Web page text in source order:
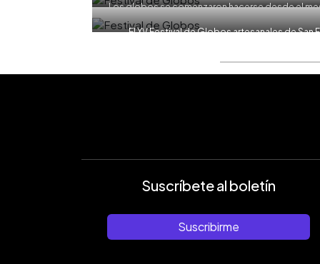
Los globos se comenzaron hacerse desde el
Chinameca. Foto
El XV Festival de Globos artesanales de
Suscríbete al boletín
Suscribirme